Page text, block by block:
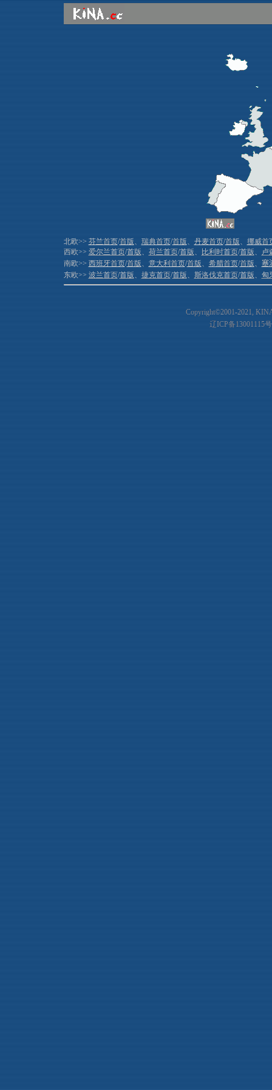
北欧>>芬兰首页/首版、瑞典首页/首版、丹麦首页/首版、挪威首
西欧>>爱尔兰首页/首版、荷兰首页/首版、比利时首页/首版、卢
南欧>>西班牙首页/首版、意大利首页/首版、希腊首页/首版、塞
东欧>>波兰首页/首版、捷克首页/首版、斯洛伐克首页/首版、匈
Copyright©2001-2021,
辽ICP备13001115